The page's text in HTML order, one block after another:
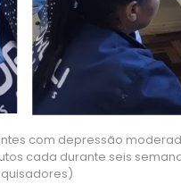
com depressão
cada durante seis